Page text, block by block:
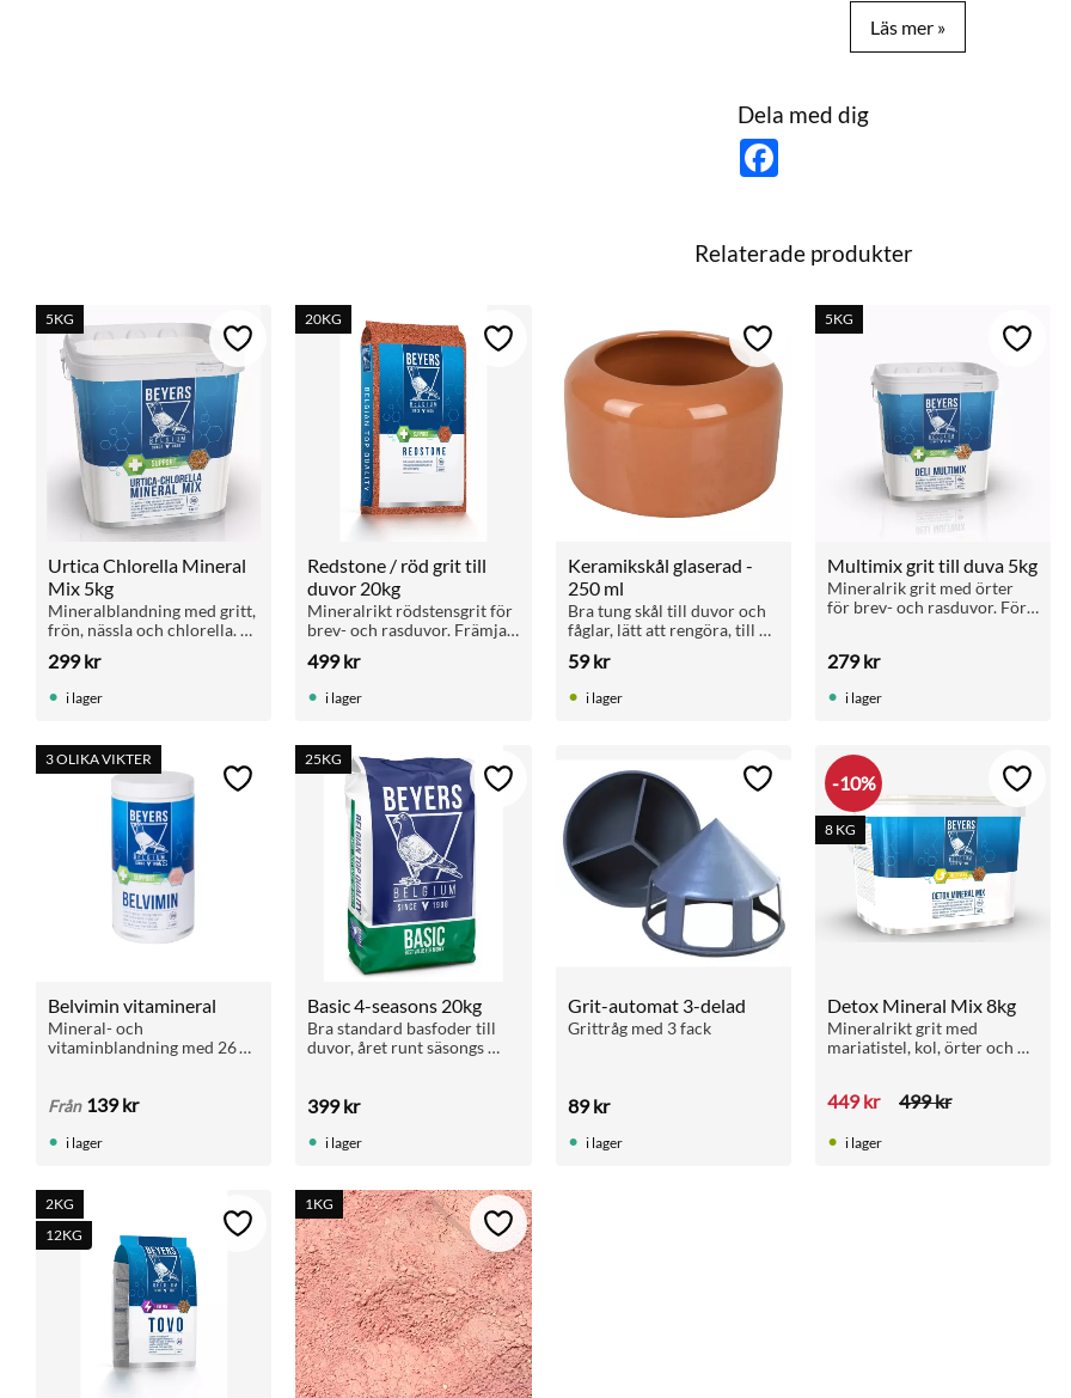
Kalkhaltiga marina
anisfrö
Kalcium 17,00 % • Fosfor
Förpackningar:
Dela med dig
o
Relaterade produkter
Urtica Chlorella Mineral
Mix 5kg
Mineralblandning med gritt,
frön, nässla och chlorella.
och matsmältning. Passar
299kr
5KG
Lägg till i favoriter
i lager
Redstone / röd grit till
duvor 20kg
Mineralrikt rödstensgrit för
brev- och rasduvor. Främjar
finnas tillgängligt året runt.
499kr
20KG
Lägg till i favoriter
i lager
Keramikskål glaserad -
250 ml
Bra tung skål till duvor och
fåglar, lätt att rengöra, till
59kr
Lägg till i favoriter
i lager
Multimix grit till duva 5kg
Mineralrik grit med örter
för brev- och rasduvor. För
dagligen året runt.
279kr
5KG
Lägg
i lager
Belvimin vitamineral
Mineral- och
vitaminblandning med 26 %
dagligen i liten mängd eller
Från 139kr
3 OLIKA VIKTER
Lägg till i favoriter
i lager
Basic 4-seasons 20kg
Bra standard basfoder till
duvor, året runt säsongs
399kr
25KG
Lägg till i favoriter
i lager
Grit-automat 3-delad
Grittråg med 3 fack
89kr
Lägg till i favoriter
i lager
Detox Mineral Mix 8kg
Mineralrikt grit med
mariatistel, kol, örter och
immunförsvar och
kondition och återhämtning.
449kr 499kr
10%
8 KG
Lägg
i lager
2KG
12KG
Lägg till i favoriter
1KG
Lägg till i favoriter